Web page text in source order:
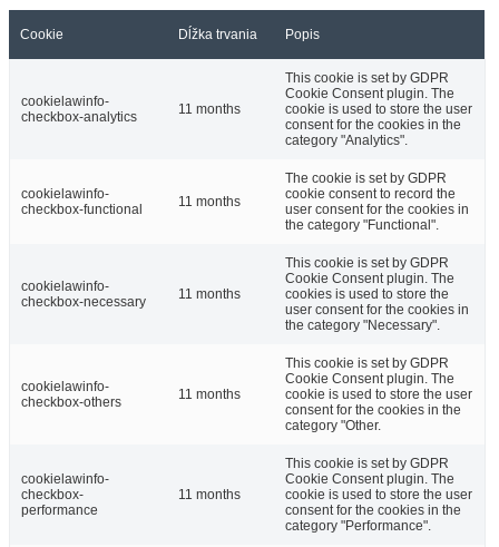
Cookie Dĺžka trvania Popis
cookielawinfo-
checkbox-analytics
11 months
This cookie is set by GDPR
Cookie Consent plugin. The
cookie is used to store the user
consent for the cookies in the
category "Analytics".
cookielawinfo-
checkbox-functional
11 months
The cookie is set by GDPR
cookie consent to record the
user consent for the cookies in
the category "Functional".
cookielawinfo-
checkbox-necessary
11 months
This cookie is set by GDPR
Cookie Consent plugin. The
cookies is used to store the
user consent for the cookies in
the category "Necessary".
cookielawinfo-
checkbox-others
11 months
This cookie is set by GDPR
Cookie Consent plugin. The
cookie is used to store the user
consent for the cookies in the
category "Other.
cookielawinfo-
checkbox-
performance
11 months
This cookie is set by GDPR
Cookie Consent plugin. The
cookie is used to store the user
consent for the cookies in the
category "Performance".